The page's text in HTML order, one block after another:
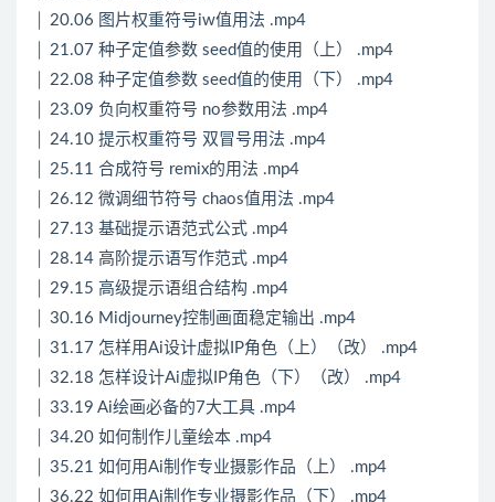
│ 20.06 图片权重符号iw值用法 .mp4
│ 21.07 种子定值参数 seed值的使用（上） .mp4
│ 22.08 种子定值参数 seed值的使用（下） .mp4
│ 23.09 负向权重符号 no参数用法 .mp4
│ 24.10 提示权重符号 双冒号用法 .mp4
│ 25.11 合成符号 remix的用法 .mp4
│ 26.12 微调细节符号 chaos值用法 .mp4
│ 27.13 基础提示语范式公式 .mp4
│ 28.14 高阶提示语写作范式 .mp4
│ 29.15 高级提示语组合结构 .mp4
│ 30.16 Midjourney控制画面稳定输出 .mp4
│ 31.17 怎样用Ai设计虚拟IP角色（上）（改） .mp4
│ 32.18 怎样设计Ai虚拟IP角色（下）（改） .mp4
│ 33.19 Ai绘画必备的7大工具 .mp4
│ 34.20 如何制作儿童绘本 .mp4
│ 35.21 如何用Ai制作专业摄影作品（上） .mp4
│ 36.22 如何用Ai制作专业摄影作品（下） .mp4